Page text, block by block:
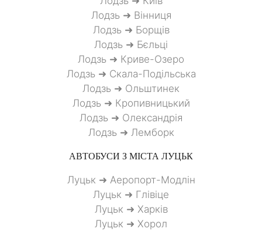
Лодзь ➜ Вінниця
Лодзь ➜ Борщів
Лодзь ➜ Бєльці
Лодзь ➜ Криве-Озеро
Лодзь ➜ Скала-Подільська
Лодзь ➜ Ольштинек
Лодзь ➜ Кропивницький
Лодзь ➜ Олександрія
Лодзь ➜ Лемборк
АВТОБУСИ З МІСТА ЛУЦЬК
Луцьк ➜ Аеропорт-Модлін
Луцьк ➜ Глівіце
Луцьк ➜ Харків
Луцьк ➜ Хорол